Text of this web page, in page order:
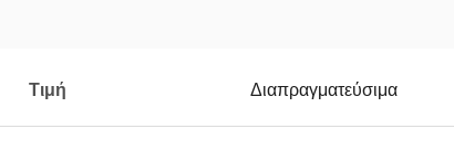
Τιμή Διαπραγματεύσιμα